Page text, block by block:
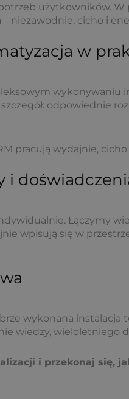
użytkowników. W
niezawodnie, cicho i
w
wykonywaniu
odpowiednie
pracują wydajnie,
i
Łączymy
wpisują się w
wykonana instalacja
wiedzy, wieloletniego
i przekonaj się,